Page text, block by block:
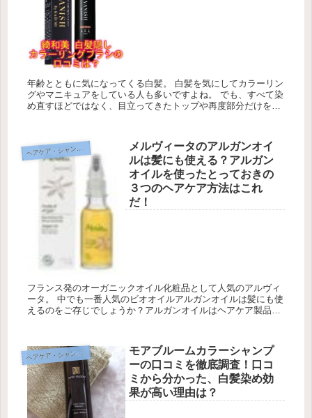
年齢とともに気になってくる白髪。 白髪を気にしてカラーリン
グやマニキュアをしている人も多いですよね。 でも、すべて染
め直すほどではなく、目立ってきたトップや再度部分だけを何
ヘ
アケア・シャンプー
メルヴィータのアルガンオイ
ルは髪にも使える？アルガン
オイルを使ったとっておきの
３つのヘアケア方法はこれ
だ！
フランス発のオーガニックオイル化粧品として人気のアルヴィ
ータ。 中でも一番人気のビオオイルアルガンオイルは髪にも使
えるのをご存じでしょうか？アルガンオイルはヘアケア製品と
ヘ
アケア・シャンプー
モアブルームカラーシャンプ
ーの口コミを徹底調査！口コ
ミから分かった、白髪染め効
果が高い理由は？